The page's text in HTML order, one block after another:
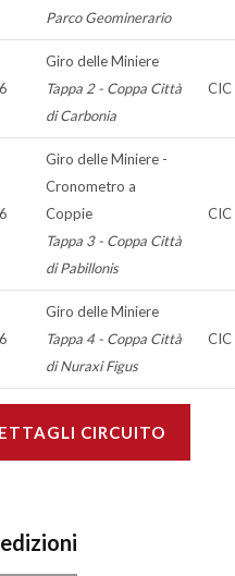
Parco Geominerario
Giro delle Miniere
Tappa 2 - Coppa Città
di Carbonia
CIC
Giro delle Miniere -
Cronometro a
Coppie
Tappa 3 - Coppa Città
di Pabillonis
CIC
Giro delle Miniere
Tappa 4 - Coppa Città
di Nuraxi Figus
CIC
CIRCUITO